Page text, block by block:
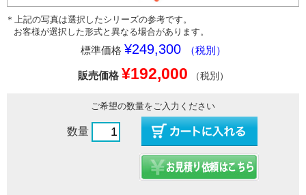
＊上記の写真は選択したシリーズの参考です。
お客様が選択した形式と異なる場合があります。
標準価格 ¥249,300 （税別）
販売価格 ¥192,000 （税別）
ご希望の数量をご入力ください
数量